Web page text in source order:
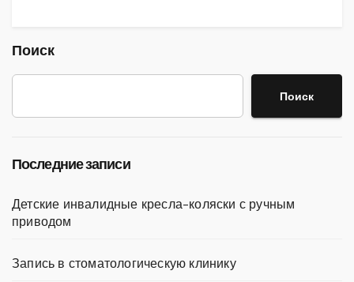
A
p
a
m
kl
a
в
и
Поиск
Поиск
Последние записи
Детские инвалидные кресла-коляски с ручным
приводом
Запись в стоматологическую клинику